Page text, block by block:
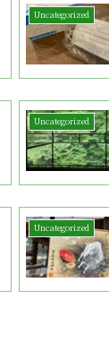
Uncategorized
Uncategorized
Uncategorized